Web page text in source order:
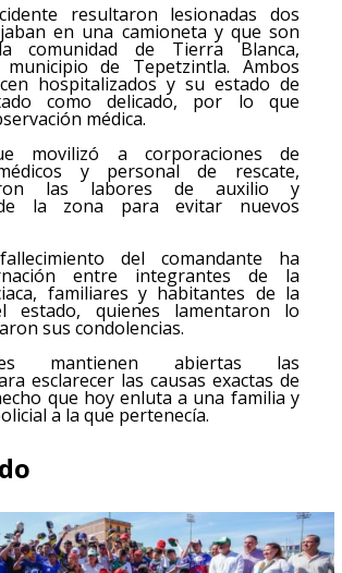
resultaron lesionadas dos
en una camioneta y que son
comunidad de Tierra Blanca,
de Tepetzintla. Ambos
hospitalizados y su estado de
como delicado, por lo que
médica.
movilizó a corporaciones de
y personal de rescate,
las labores de auxilio y
la zona para evitar nuevos
del comandante ha
entre integrantes de la
familiares y habitantes de la
estado, quienes lamentaron lo
sus condolencias.
mantienen abiertas las
esclarecer las causas exactas de
que hoy enluta a una familia y
a la que pertenecía.